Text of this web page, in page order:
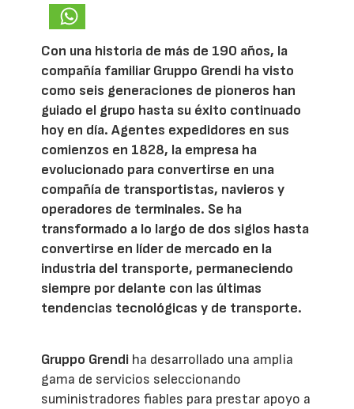
Con una historia de más de 190 años, la
compañía familiar Gruppo Grendi ha visto
como seis generaciones de pioneros han
guiado el grupo hasta su éxito continuado
hoy en día. Agentes expedidores en sus
comienzos en 1828, la empresa ha
evolucionado para convertirse en una
compañía de transportistas, navieros y
operadores de terminales. Se ha
transformado a lo largo de dos siglos hasta
convertirse en líder de mercado en la
industria del transporte, permaneciendo
siempre por delante con las últimas
tendencias tecnológicas y de transporte.
Gruppo Grendi ha desarrollado una amplia
gama de servicios seleccionando
suministradores fiables para prestar apoyo a